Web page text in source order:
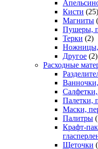
Кисти (25)
Магниты
Пушеры,
Терки (2)
Ножницы,
Другое (2)
Расходные
Палетки,
Маски,
Палитры
Крафт-
Щеточки